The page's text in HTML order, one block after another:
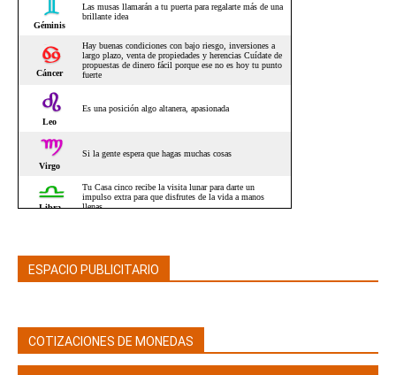
ESPACIO PUBLICITARIO
COTIZACIONES DE MONEDAS